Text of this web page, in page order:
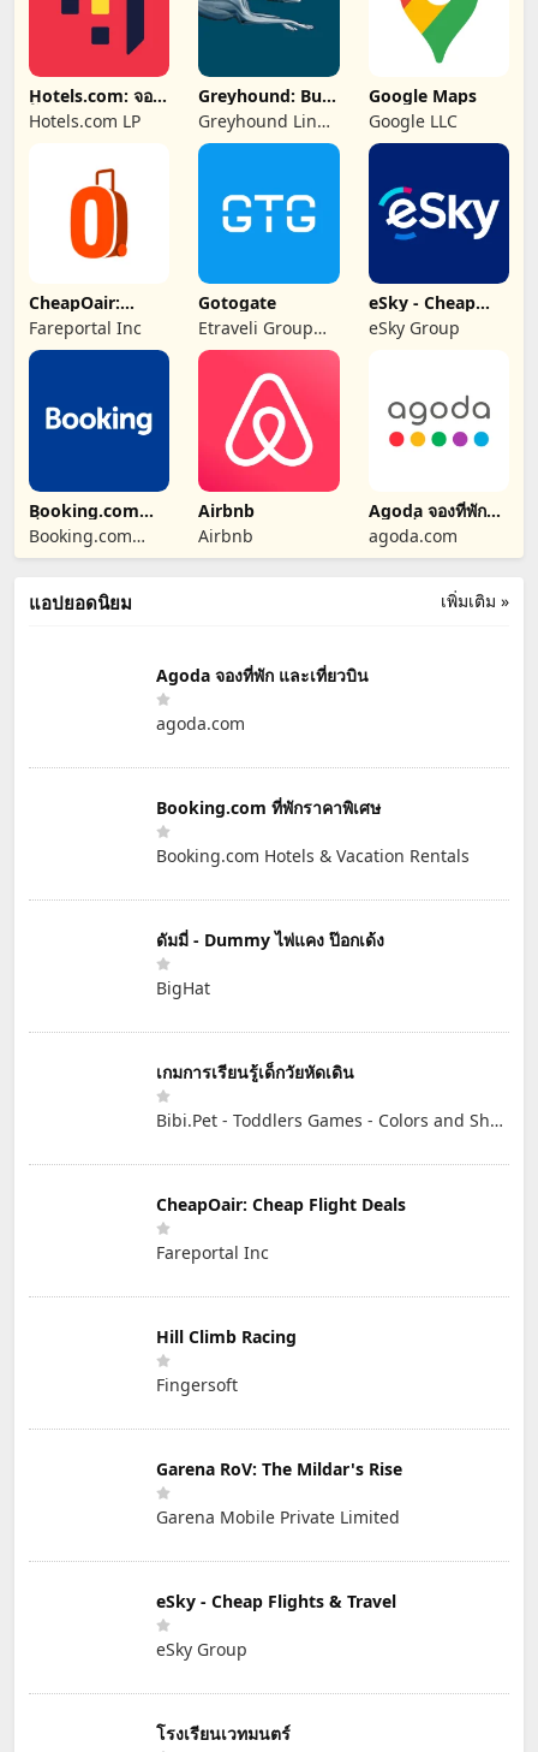
Hotels.com: จอง
โรงแรม
Hotels.com LP
Greyhound: Buy
Bus Tickets
Greyhound Lines
Inc
Google Maps
Google LLC
CheapOair:
Cheap Flight
Deals
Fareportal Inc
Gotogate
Etraveli Group
AB
eSky - Cheap
Flights & Travel
eSky Group
Booking.com
ที่พักราคาพิเศษ
Booking.com
Hotels & Vacation
Airbnb
Airbnb
Agoda จองที่พัก
และเที่ยวบิน
agoda.com
เพิ่มเติม »
แอปยอดนิยม
Agoda จองที่พัก และเที่ยวบิน
agoda.com
Booking.com ที่พักราคาพิเศษ
Booking.com Hotels & Vacation Rentals
ดัมมี่ - Dummy ไพ่แคง ป๊อกเด้ง
BigHat
เกมการเรียนรู้เด็กวัยหัดเดิน
Bibi.Pet - Toddlers Games - Colors and Shapes
CheapOair: Cheap Flight Deals
Fareportal Inc
Hill Climb Racing
Fingersoft
Garena RoV: The Mildar's Rise
Garena Mobile Private Limited
eSky - Cheap Flights & Travel
eSky Group
โรงเรียนเวทมนตร์